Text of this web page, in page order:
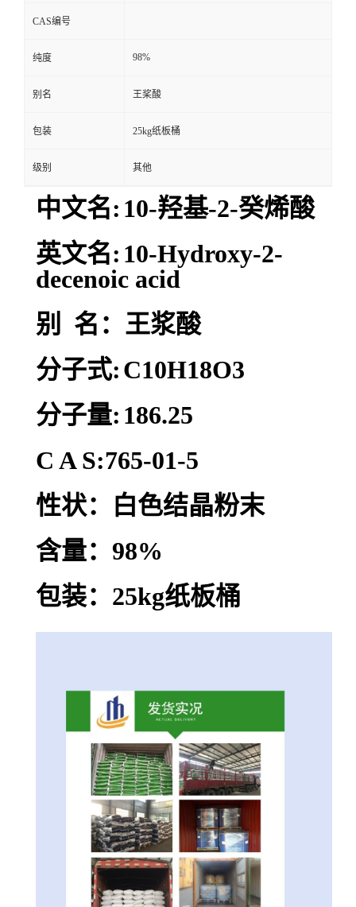
CAS编号
纯度 98%
别名 王桨酸
包装 25kg纸板桶
级别 其他
中文名: 10-羟基-2-癸烯酸
英文名: 10-Hydroxy-2-
decenoic acid
别 名：王浆酸
分子式:C10H18O3
分子量: 186.25
C A S:765-01-5
性状：白色结晶粉末
含量：98%
包装：25kg纸板桶